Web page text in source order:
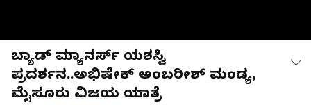
ಬ್ಯಾಡ್ ಮ್ಯಾನರ್ಸ್ ಯಶಸ್ವಿ
ಪ್ರದರ್ಶನ..ಅಭಿಷೇಕ್ ಅಂಬರೀಶ್‌ ಮಂಡ್ಯ,
ಮೈಸೂರು ವಿಜಯ ಯಾತ್ರೆ